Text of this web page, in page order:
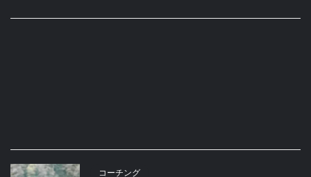
コーチング